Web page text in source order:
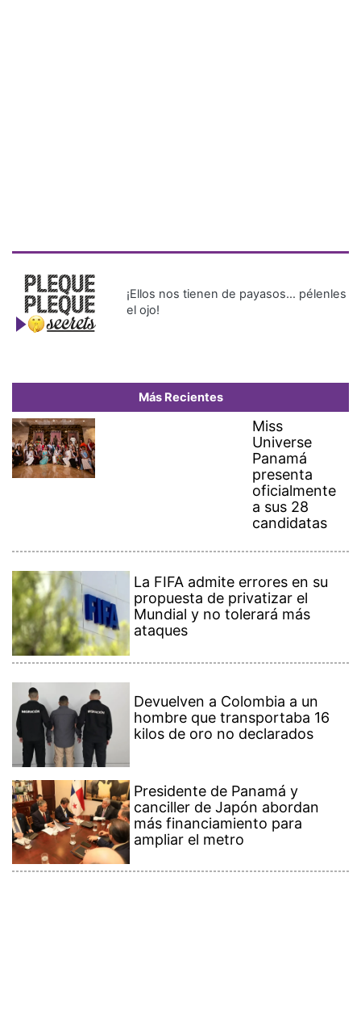
¡Ellos nos tienen de payasos… pélenles
el ojo!
Más Recientes
Miss
Universe
Panamá
presenta
oficialmente
a sus 28
candidatas
La FIFA admite errores en su
propuesta de privatizar el
Mundial y no tolerará más
ataques
Devuelven a Colombia a un
hombre que transportaba 16
kilos de oro no declarados
Presidente de Panamá y
canciller de Japón abordan
más financiamiento para
ampliar el metro